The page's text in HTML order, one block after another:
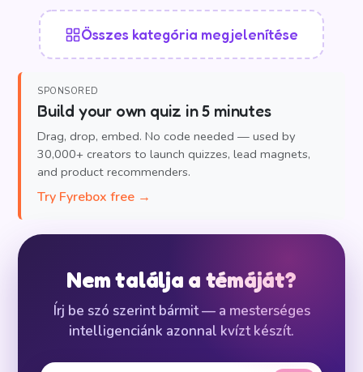
Összes kategória megjelenítése
SPONSORED
Build your own quiz in 5 minutes
Drag, drop, embed. No code needed — used by
30,000+ creators to launch quizzes, lead magnets,
and product recommenders.
Try Fyrebox free →
Nem találja a témáját?
Írj be szó szerint bármit — a mesterséges
intelligenciánk azonnal kvízt készít.